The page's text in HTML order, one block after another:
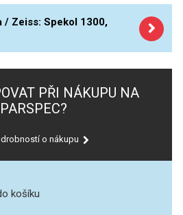
/ Zeiss: Spekol 1300,
PŘI NÁKUPU NA
o nákupu
košíku